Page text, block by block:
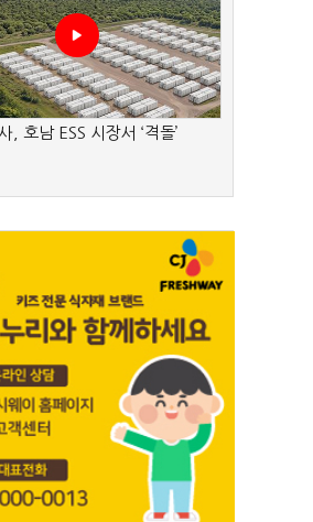
, 호남 ESS 시장서 ‘격돌’